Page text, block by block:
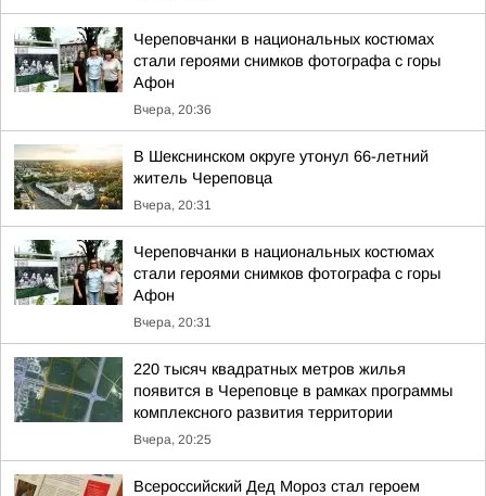
Череповчанки в национальных костюмах
стали героями снимков фотографа с горы
Афон
Вчера, 20:36
В Шекснинском округе утонул 66-летний
житель Череповца
Вчера, 20:31
Череповчанки в национальных костюмах
стали героями снимков фотографа с горы
Афон
Вчера, 20:31
220 тысяч квадратных метров жилья
появится в Череповце в рамках программы
комплексного развития территории
Вчера, 20:25
Всероссийский Дед Мороз стал героем